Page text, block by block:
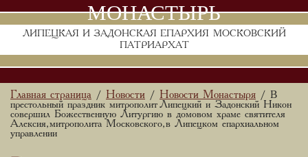
МОНАСТЫРЬ
ЛИПЕЦКАЯ И ЗАДОНСКАЯ ЕПАРХИЯ МОСКОВСКИЙ
ПАТРИАРХАТ
Главная страница / Новости / Новости Монастыря / В
престольный праздник митрополит Липецкий и Задонский Никон
совершил Божественную Литургию в домовом храме святителя
Алексия, митрополита Московского, в Липецком епархиальном
управлении